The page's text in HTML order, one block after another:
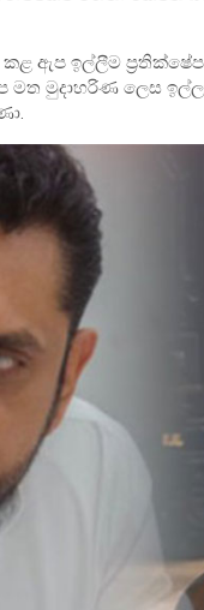
කළ ඇප ඉල්ලීම
මත මුදාහරිණ ලෙස